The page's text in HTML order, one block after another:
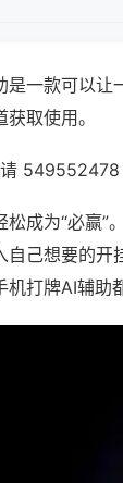
一款可以让
取使用。
成为“必赢
自己想要的
打牌AI辅助